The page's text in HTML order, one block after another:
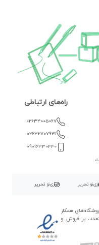
راه‌های ارتباطی
02634005067
02632707931
09016330440
زی‌نو تحریر زی‌نو تحریر
همکار
بر فروش و